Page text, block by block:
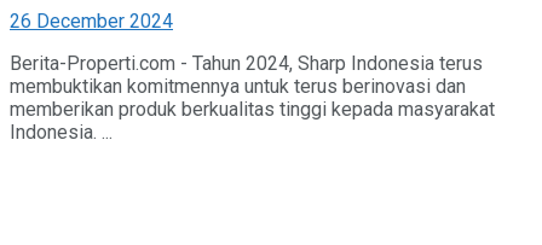
26 December 2024
Berita-Properti.com - Tahun 2024, Sharp Indonesia terus
membuktikan komitmennya untuk terus berinovasi dan
memberikan produk berkualitas tinggi kepada masyarakat
Indonesia. ...